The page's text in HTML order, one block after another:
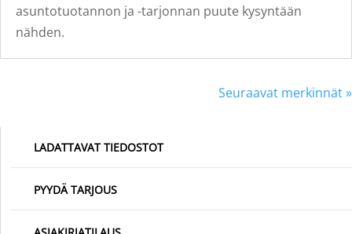
asuntotuotannon ja -tarjonnan puute kysyntään
nähden.
Seuraavat merkinnät »
LADATTAVAT TIEDOSTOT
PYYDÄ TARJOUS